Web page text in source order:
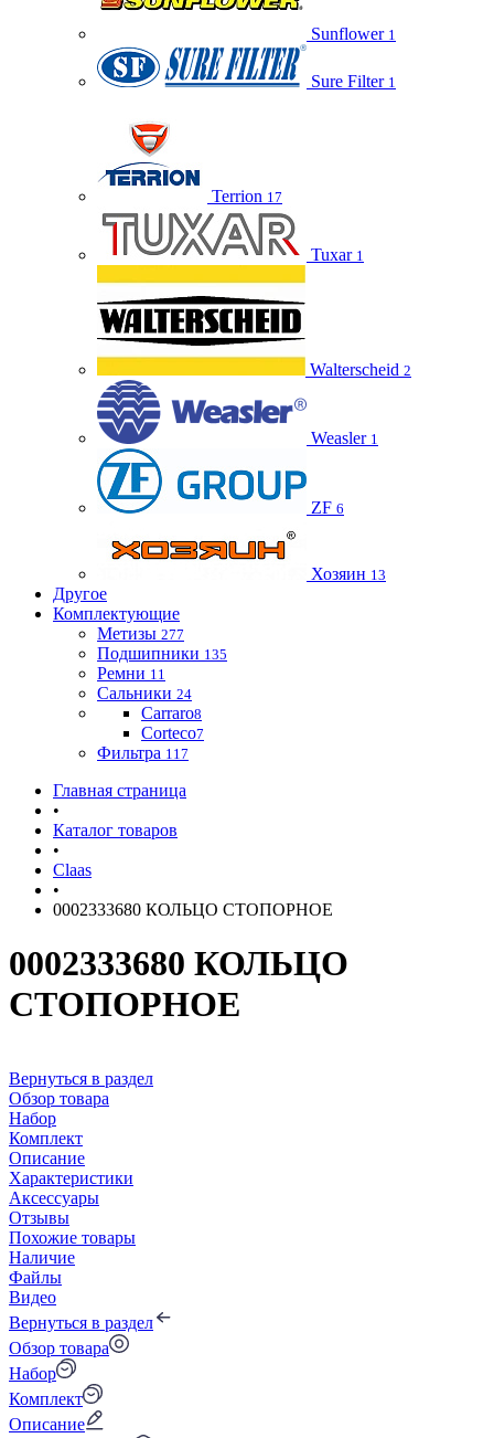
Sunflower 1
Sure Filter 1
Terrion 17
Tuxar 1
Walterscheid 2
Weasler 1
ZF 6
Хозяин 13
Другое
Комплектующие
Метизы 277
Подшипники 135
Ремни 11
Сальники 24
Carraro8
Corteco7
Фильтра 117
Главная страница
•
Каталог товаров
•
Claas
•
0002333680 КОЛЬЦО СТОПОРНОЕ
0002333680 КОЛЬЦО
СТОПОРНОЕ
Вернуться в раздел
Обзор товара
Набор
Комплект
Описание
Характеристики
Аксессуары
Отзывы
Похожие товары
Наличие
Файлы
Видео
Вернуться в раздел
Обзор товара
Набор
Комплект
Описание